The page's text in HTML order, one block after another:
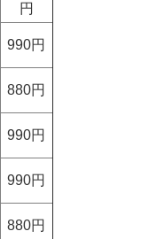
円
990円
880円
990円
990円
880円